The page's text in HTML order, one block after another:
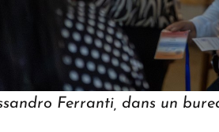
Ferranti, dans un